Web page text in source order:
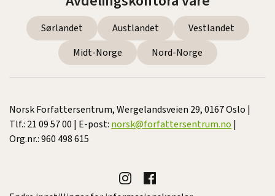
Sørlandet Austlandet
Vestlandet
Midt-Norge
Nord-Norge
Norsk Forfattersentrum, Wergelandsveien 29, 0167 Oslo |
Tlf.: 21 09 57 00 | E-post: norsk@forfattersentrum.no |
Org.nr.: 960 498 615